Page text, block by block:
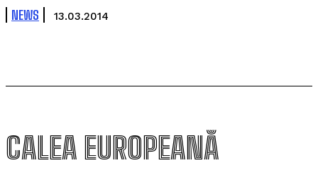
NEWS 13.03.2014
CALEA EUROPEANĂ